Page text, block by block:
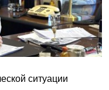
ситуации